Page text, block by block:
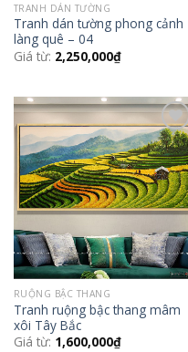
TRANH DÁN TƯỜNG
Tranh dán tường phong cảnh
làng quê – 04
Giá từ: 2,250,000₫
Add to
Wishlist
RUỘNG BẬC THANG
Tranh ruộng bậc thang mâm
xôi Tây Bắc
Giá từ: 1,600,000₫